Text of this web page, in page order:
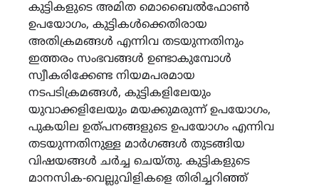
കുട്ടികളുടെ അമിത മൊബൈൽഫോൺ
ഉപയോഗം, കുട്ടികൾക്കെതിരായ
അതിക്രമങ്ങൾ എന്നിവ തടയുന്നതിനും
ഇത്തരം സംഭവങ്ങൾ ഉണ്ടാകുമ്പോൾ
സ്വീകരിക്കേണ്ട നിയമപരമായ
നടപടിക്രമങ്ങൾ, കുട്ടികളിലേയും
യുവാക്കളിലേയും മയക്കുമരുന്ന് ഉപയോഗം,
പുകയില ഉത്പനങ്ങളുടെ ഉപയോഗം എന്നിവ
തടയുന്നതിനുള്ള മാർഗങ്ങൾ തുടങ്ങിയ
വിഷയങ്ങൾ ചർച്ച ചെയ്തു. കുട്ടികളുടെ
മാനസിക-വെല്ലുവിളികളെ തിരിച്ചറിഞ്ഞ്